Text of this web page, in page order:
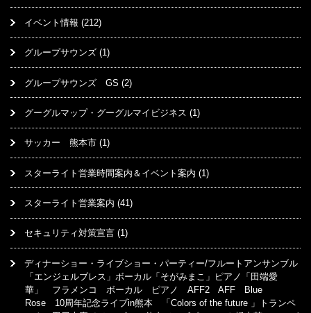
イベント情報 (212)
グループサウンズ (1)
グループサウンズ GS (2)
グーグルマップ・グーグルマイビジネス (1)
サッカー 熊本市 (1)
スターライト営業時間案内＆イベント案内 (1)
スターライト営業案内 (41)
セキュリティ対策宣言 (1)
ディナーショー・ライブショー・パーティー/フルートアンサンブル
「エンジェルブレス」ボーカル「そがみまこ」ピアノ「田端愛
華」 フラメンコ ボーカル ピアノ AFF2 AFF Blue
Rose 10周年記念ライブin熊本 「Colors of the future 」トランペ